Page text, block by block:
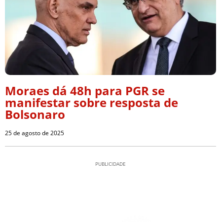
Moraes dá 48h para PGR se
manifestar sobre resposta de
Bolsonaro
25 de agosto de 2025
PUBLICIDADE